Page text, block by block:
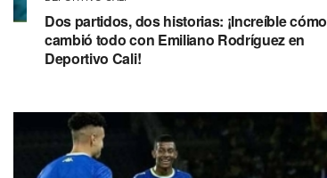
Dos partidos, dos historias: ¡Increíble cómo
cambió todo con Emiliano Rodríguez en
Deportivo Cali!